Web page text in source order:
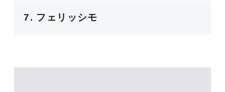
7. フェリッシモ